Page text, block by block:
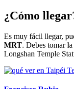
¿Cómo
Es muy fácil llegar,
MRT. Debes tomar la
Longshan Temple